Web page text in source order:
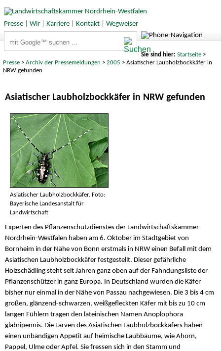
Presse| Wir| Karriere| Kontakt| Wegweiser
Sie sind hier: Startseite>
Presse >Archiv der Pressemeldungen > 2005 > Asiatischer Laubholzbockkäfer in
NRW gefunden
Asiatischer Laubholzbockkäfer in NRW gefunden
Asiatischer Laubholzbockkäfer. Foto:
Bayerische Landesanstalt für
Landwirtschaft
Experten des Pflanzenschutzdienstes der Landwirtschaftskammer
Nordrhein-Westfalen haben am 6. Oktober im Stadtgebiet von
Bornheim in der Nähe von Bonn erstmals in NRW einen Befall mit dem
Asiatischen Laubholzbockkäfer festgestellt. Dieser gefährliche
Holzschädling steht seit Jahren ganz oben auf der Fahndungsliste der
Pflanzenschützer in ganz Europa. In Deutschland wurden die Käfer
bisher nur einmal in der Nähe von Passau nachgewiesen. Die 3 bis 4 cm
großen, glänzend-schwarzen, weißgefleckten Käfer mit bis zu 10 cm
langen Fühlern tragen den lateinischen Namen Anoplophora
glabripennis. Die Larven des Asiatischen Laubholzbockkäfers haben
einen unbändigen Appetit auf heimische Laubbäume, wie Ahorn,
Pappel, Ulme oder Apfel. Sie fressen sich in den Stamm und